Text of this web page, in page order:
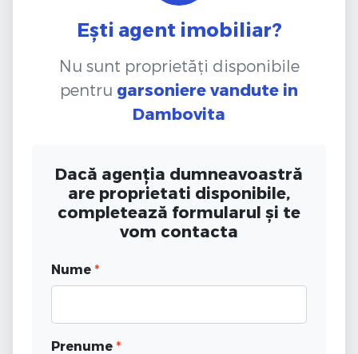
Ești agent imobiliar?
Nu sunt proprietăți disponibile
pentru garsoniere vandute in
Dambovita
Dacă agenția dumneavoastră
are proprietati disponibile,
completează formularul și te
vom contacta
Nume *
Prenume *